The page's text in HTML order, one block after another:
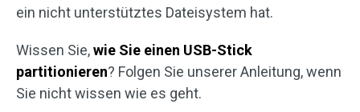
ein nicht unterstütztes Dateisystem hat.
Wissen Sie,wie Sie einen USB-Stick
partitionieren? Folgen Sie unserer Anleitung, wenn
Sie nicht wissen wie es geht.